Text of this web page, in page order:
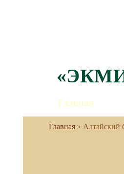
Главная
Алтайский